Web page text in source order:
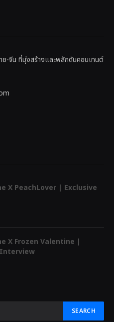
-จีน ที่มุ่งสร้างและพลักดันคอนเทนต์
X PeachLover | Exclusive
X Frozen Valentine |